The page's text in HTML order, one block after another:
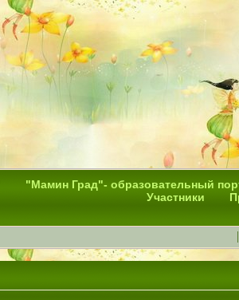
"Мамин Град"- образовательный
Участники